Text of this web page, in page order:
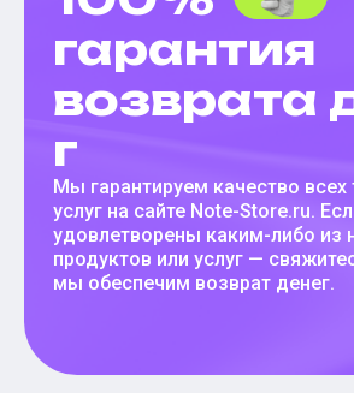
гарантия
возврата
г
Мы гарантируем качество всех
услуг на сайте Note-Store.ru.
удовлетворены каким-либо из
продуктов или услуг —
мы обеспечим возврат денег.